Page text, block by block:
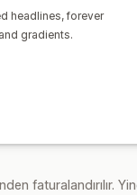
headlines, forever
gradients.
faturalandırılır.